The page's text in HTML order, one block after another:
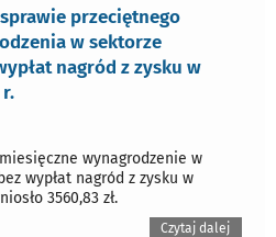
przeciętnego
w sektorze
nagród z zysku w
wynagrodzenie w
wypłat nagród z zysku w
3560,83 zł.
Czytaj dalej